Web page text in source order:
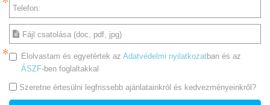
Telefon:
Fájl csatolása (doc, pdf, jpg)
Elolvastam és egyetértek az Adatvédelmi nyilatkozatban és az
ÁSZF-ben foglaltakkal
Szeretne értesülni legfrissebb ajánlatainkról és kedvezményeinkről?